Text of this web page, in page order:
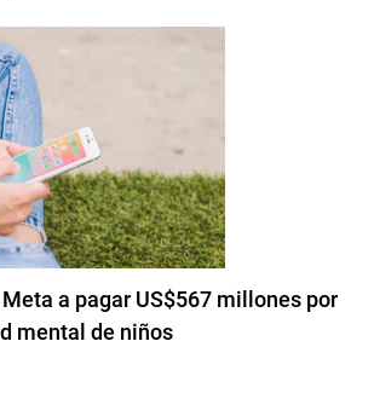
a pagar US$567 millones por
mental de niños